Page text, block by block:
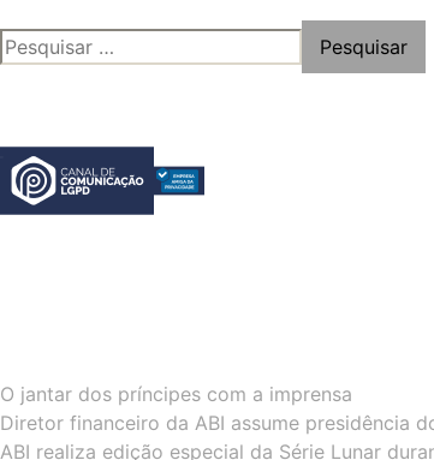
PESQUISAR
POR:
O jantar dos príncipes com a imprensa
Diretor financeiro da ABI assume presidência
ABI realiza edição especial da Série Lunar